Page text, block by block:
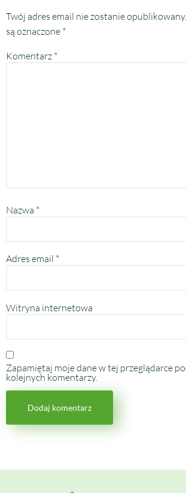
Twój adres email nie zostanie opublikowany.
są oznaczone *
Komentarz *
Nazwa *
Adres email *
Witryna internetowa
Zapamiętaj moje dane w tej przeglądarce
kolejnych komentarzy.